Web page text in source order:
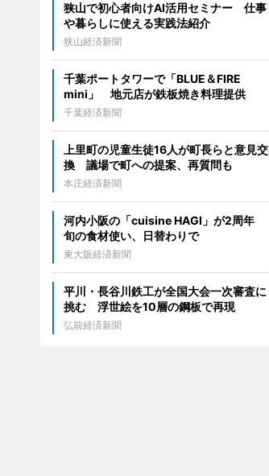
狭山で初心者向けAI活用セミナー 仕事
や暮らしに使える実践法紹介
狭山経済新聞
千葉ポートタワーで「BLUE＆FIRE
mini」 地元店が鉄板焼き料理提供
千葉経済新聞
上里町の児童生徒16人が町長らと意見交
換 議場で町への提案、再質問も
本庄経済新聞
河内小阪の「cuisine HAGI」が2周年
旬の食材使い、日替わりで
東大阪経済新聞
平川・長谷川鉄工が全国大会一次審査に
挑む 浮世絵を10層の鋼板で再現
弘前経済新聞